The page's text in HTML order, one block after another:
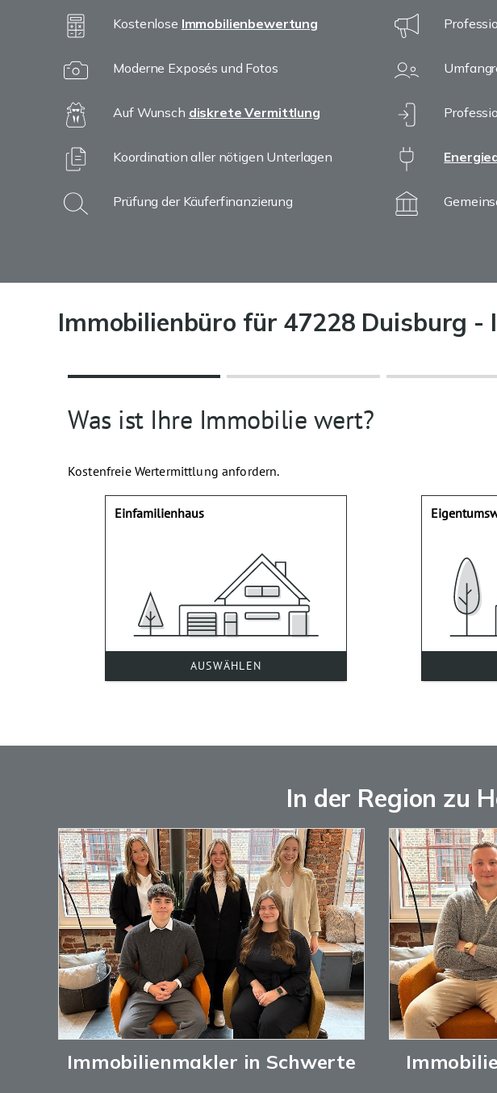
Kostenlose Immobilienbewertung
Moderne Exposés und Fotos
Auf Wunsch diskrete Vermittlung
Koordination aller nötigen Unterlagen
Prüfung der Käuferfinanzierung
Immobilienbüro für 47228 Duisburg -
In der Region zu
Immobilienmakler in Schwerte